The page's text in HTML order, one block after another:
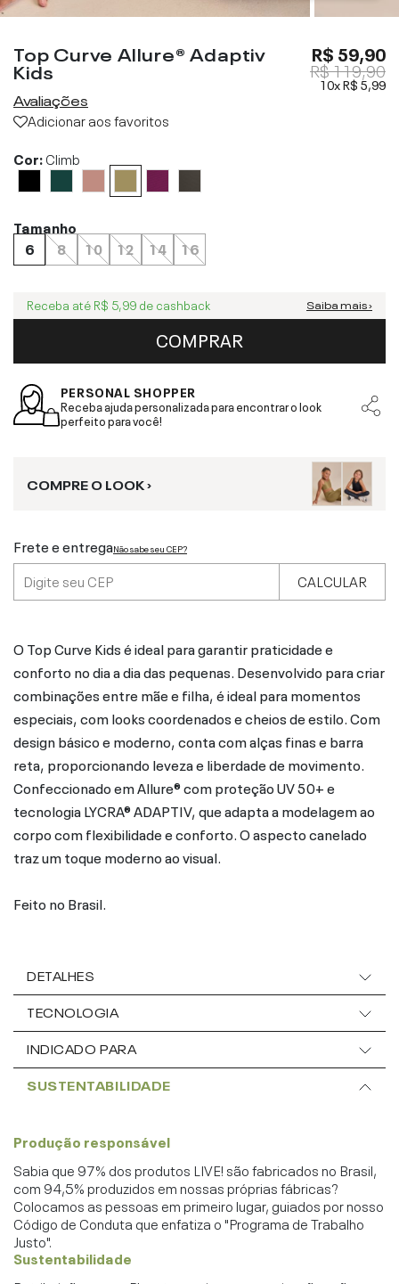
Top Curve Allure® Adaptiv
Kids
Avaliações
Adicionar aos favoritos
R$ 59,90
R$ 119,90
10xR$ 5,99
Cor:Climb
Tamanho
6
8 10 12 14 16
Receba até R$ 5,99 de cashback Saiba mais ›
COMPRAR
PERSONAL SHOPPER
Receba ajuda personalizada para encontrar o look
perfeito para você!
COMPRE O LOOK ›
Frete e entregaNão sabe seu CEP?
CALCULAR
O Top Curve Kids é ideal para garantir praticidade e
conforto no dia a dia das pequenas. Desenvolvido para criar
combinações entre mãe e filha, é ideal para momentos
especiais, com looks coordenados e cheios de estilo. Com
design básico e moderno, conta com alças finas e barra
reta, proporcionando leveza e liberdade de movimento.
Confeccionado em Allure® com proteção UV 50+ e
tecnologia LYCRA® ADAPTIV, que adapta a modelagem ao
corpo com flexibilidade e conforto. O aspecto canelado
traz um toque moderno ao visual.
Feito no Brasil.
DETALHES
TECNOLOGIA
INDICADO PARA
SUSTENTABILIDADE
Produção responsável
Sabia que 97% dos produtos LIVE! são fabricados no Brasil,
com 94,5% produzidos em nossas próprias fábricas?
Colocamos as pessoas em primeiro lugar, guiados por nosso
Código de Conduta que enfatiza o "Programa de Trabalho
Justo".
Sustentabilidade